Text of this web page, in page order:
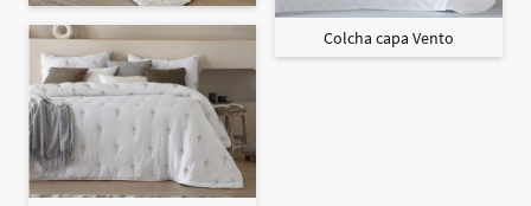
Colcha capa Vento